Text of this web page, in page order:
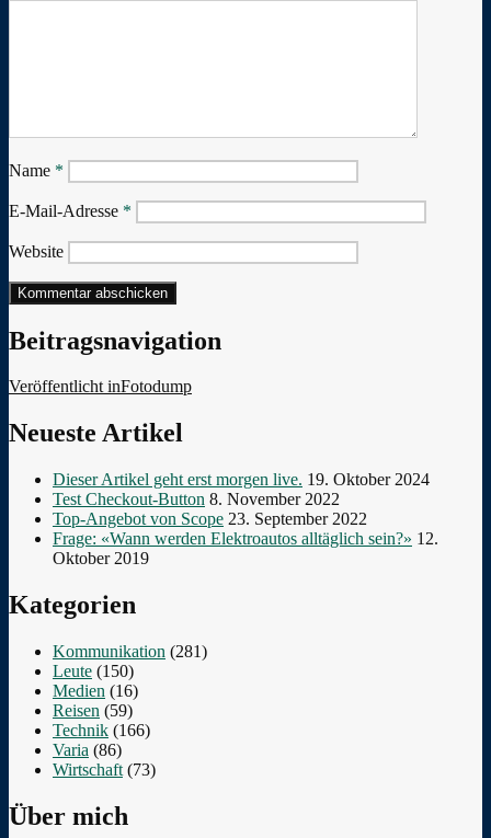
Name *
E-Mail-Adresse *
Website
Beitragsnavigation
Veröffentlicht inFotodump
Neueste Artikel
Dieser Artikel geht erst morgen live. 19. Oktober 2024
Test Checkout-Button 8. November 2022
Top-Angebot von Scope 23. September 2022
Frage: «Wann werden Elektroautos alltäglich sein?» 12.
Oktober 2019
Kategorien
Kommunikation (281)
Leute (150)
Medien (16)
Reisen (59)
Technik (166)
Varia (86)
Wirtschaft (73)
Über mich